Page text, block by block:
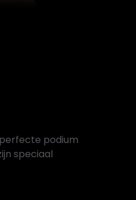
podium
speciaal